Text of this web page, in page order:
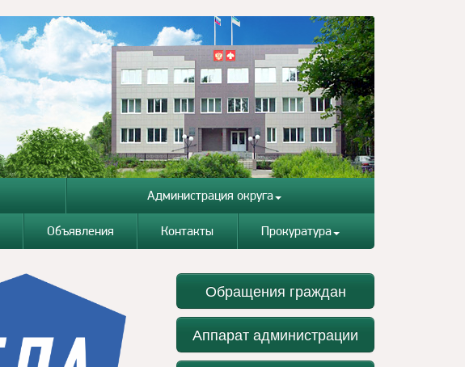
Администрация округа
Объявления Контакты Прокуратура
Обращения граждан
Аппарат администрации